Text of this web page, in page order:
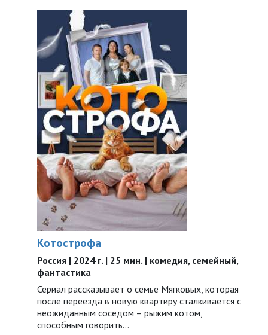
Котострофа
Россия | 2024 г. | 25 мин. | комедия, семейный,
фантастика
Сериал рассказывает о семье Мягковых, которая
после переезда в новую квартиру сталкивается с
неожиданным соседом – рыжим котом,
способным говорить…